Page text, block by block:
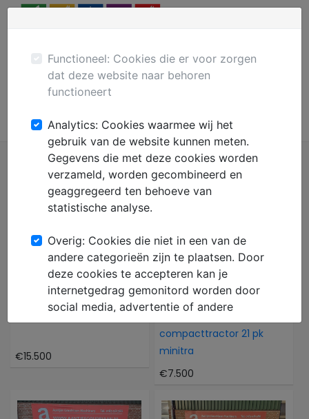
Plaats gratis advertentie
Mechanisatie
€15.500
compacttractor 21 pk
minitra
€7.500